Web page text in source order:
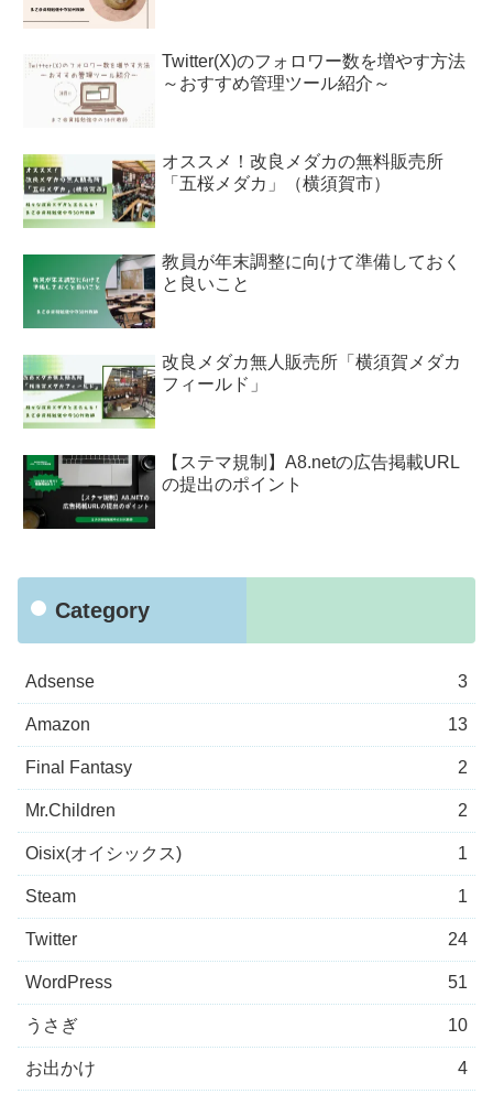
Twitter(X)のフォロワー数を増やす方法
～おすすめ管理ツール紹介～
オススメ！改良メダカの無料販売所
「五桜メダカ」（横須賀市）
教員が年末調整に向けて準備しておく
と良いこと
改良メダカ無人販売所「横須賀メダカ
フィールド」
【ステマ規制】A8.netの広告掲載URL
の提出のポイント
Category
Adsense 3
Amazon 13
Final Fantasy 2
Mr.Children 2
Oisix(オイシックス) 1
Steam 1
Twitter 24
WordPress 51
うさぎ 10
お出かけ 4